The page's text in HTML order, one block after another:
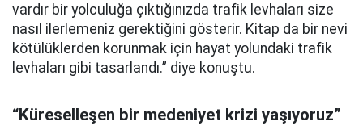
vardır bir yolculuğa çıktığınızda trafik levhaları size
nasıl ilerlemeniz gerektiğini gösterir. Kitap da bir nevi
kötülüklerden korunmak için hayat yolundaki trafik
levhaları gibi tasarlandı.” diye konuştu.
“Küreselleşen bir medeniyet krizi yaşıyoruz”